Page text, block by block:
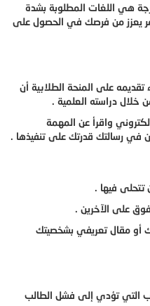
هي اللغات المطلوبة بشدة
يعزز من فرصك في الحصول على
على المنحة الطلابية أن
خلال دراسته العلمية .
واقرأ عن المهمة
في رسالتك قدرتك على تنفيذها .
تتحلى فيها .
على الآخرين .
أو مقال تعريفي بشخصيتك
التي تؤدي إلى فشل الطالب